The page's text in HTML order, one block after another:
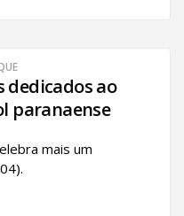
dedicados ao
paranaense
mais um